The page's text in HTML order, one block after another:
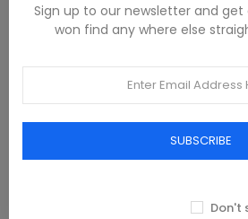
Featured products
Sign up to our newsletter and get
won find any where else
SUBSCRIBE
Don't